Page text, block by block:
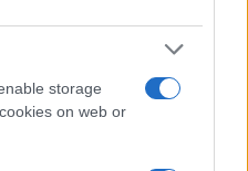
storage
on web or
las materias primas